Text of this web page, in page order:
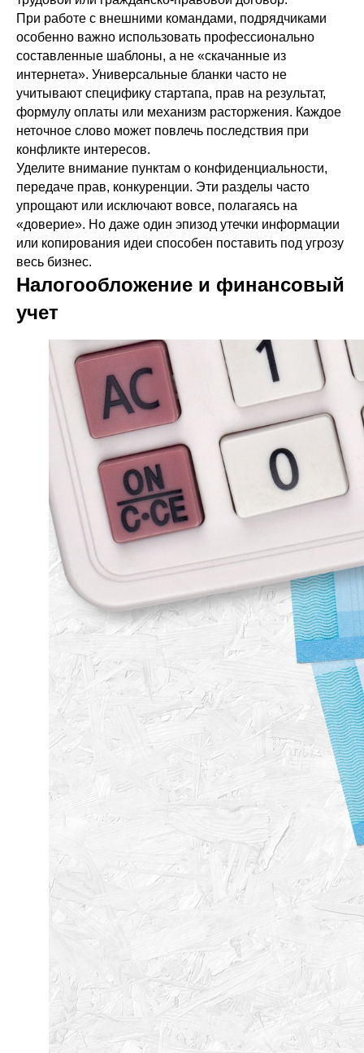
При работе с внешними командами, подрядчиками
особенно важно использовать профессионально
составленные шаблоны, а не «скачанные из
интернета». Универсальные бланки часто не
учитывают специфику стартапа, прав на результат,
формулу оплаты или механизм расторжения. Каждое
неточное слово может повлечь последствия при
конфликте интересов.
Уделите внимание пунктам о конфиденциальности,
передаче прав, конкуренции. Эти разделы часто
упрощают или исключают вовсе, полагаясь на
«доверие». Но даже один эпизод утечки информации
или копирования идеи способен поставить под угрозу
весь бизнес.
Налогообложение и финансовый
учет